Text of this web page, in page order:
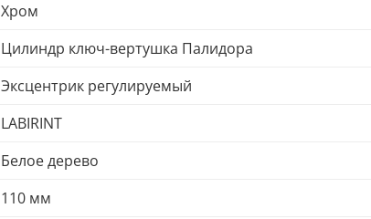
Хром
Цилиндр ключ-вертушка Палидора
Эксцентрик регулируемый
LABIRINT
Белое дерево
110 мм